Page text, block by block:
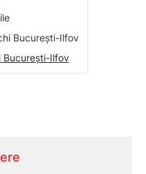
București-Ilfov
București-Ilfov